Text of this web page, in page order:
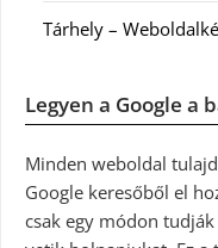
Tárhely –
Legyen a Google a
Minden weboldal
Google keresőből el
csak egy módon